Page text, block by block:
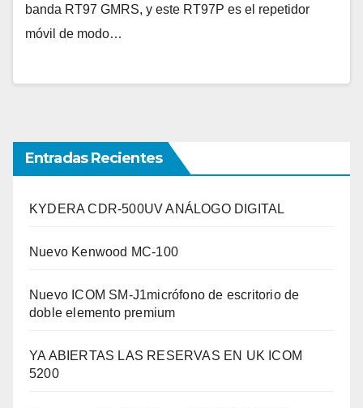
banda RT97 GMRS, y este RT97P es el repetidor
móvil de modo…
Entradas Recientes
KYDERA CDR-500UV ANÁLOGO DIGITAL
Nuevo Kenwood MC-100
Nuevo ICOM SM-J1micrófono de escritorio de
doble elemento premium
YA ABIERTAS LAS RESERVAS EN UK ICOM
5200